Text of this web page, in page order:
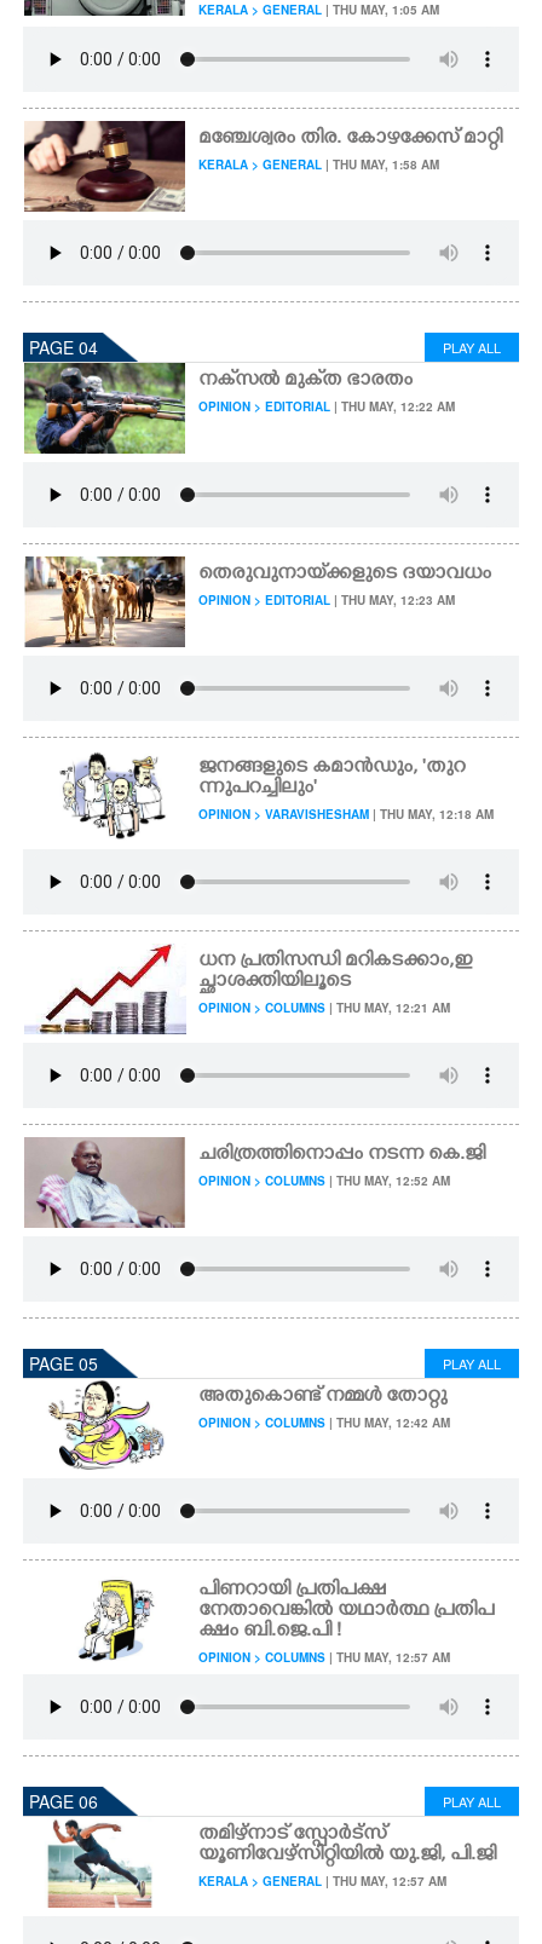
KERALA > GENERAL | THU MAY, 1:05 AM
മഞ്ചേശ്വരം തിര. കോഴക്കേസ് മാറ്റി
KERALA > GENERAL | THU MAY, 1:58 AM
PAGE 04 PLAY ALL
നക്‌സൽ മുക്‌ത ഭാരതം
OPINION > EDITORIAL | THU MAY, 12:22 AM
തെരുവുനായ്‌ക്കളുടെ ദയാവധം
OPINION > EDITORIAL | THU MAY, 12:23 AM
ജനങ്ങളുടെ കമാൻഡും, 'തുറ
ന്നുപറച്ചിലും'
OPINION > VARAVISHESHAM | THU MAY, 12:18 AM
ധന പ്രതിസന്ധി മറികടക്കാം,​ ഇ
ച്ഛാശക്തിയിലൂടെ
OPINION > COLUMNS | THU MAY, 12:21 AM
ചരിത്രത്തിനൊപ്പം നടന്ന കെ.ജി
OPINION > COLUMNS | THU MAY, 12:52 AM
PAGE 05 PLAY ALL
അതുകൊണ്ട് നമ്മൾ തോറ്റു
OPINION > COLUMNS | THU MAY, 12:42 AM
പിണറായി പ്രതിപക്ഷ
നേതാവെങ്കിൽ യഥാർത്ഥ പ്രതിപ
ക്ഷം ബി.ജെ.പി !
OPINION > COLUMNS | THU MAY, 12:57 AM
PAGE 06 PLAY ALL
തമിഴ്നാട് സ്പോർട്സ്
യൂണിവേഴ്സിറ്റിയിൽ യു.ജി, പി.ജി
KERALA > GENERAL | THU MAY, 12:57 AM